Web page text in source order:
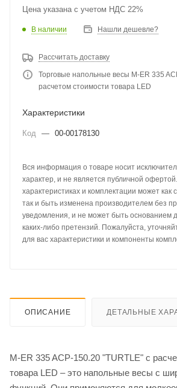
Цена указана с учетом НДС 22%
В наличии Нашли дешевле?
Рассчитать доставку
Торговые напольные весы M-ER 335
расчетом стоимости товара LED
Характеристики
Код — 00-00178130
Вся информация о товаре носит
характер, и не является публичной
характеристиках и комплектации может как
так и быть изменена производителем без
уведомления, и не может быть основанием
каких-либо претензий. Пожалуйста,
для вас характеристики и компоненты
ОПИСАНИЕ ДЕТАЛЬНЫЕ
M-ER 335 ACP-150.20 "TURTLE" с
товара LED – это напольные весы с